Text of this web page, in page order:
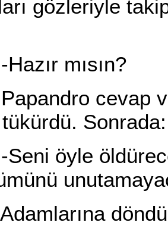
gözleriyle
mısın?
cevap
Sonrada: